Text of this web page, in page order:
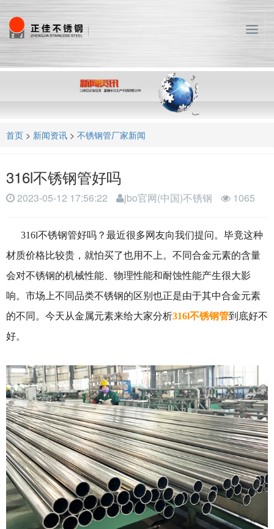
T
o
g
n
t
i
n
首页 > 新闻资讯 > 不锈钢管厂家新闻
316l不锈钢管好吗
2023-05-12 17:56:22 jbo官网(中国)不锈钢 1065
316l不锈钢管好吗？最近很多网友向我们提问。毕竟这种
材质价格比较贵，就怕买了也用不上。不同合金元素的含量
会对不锈钢的机械性能、物理性能和耐蚀性能产生很大影
响。市场上不同品类不锈钢的区别也正是由于其中合金元素
的不同。今天从金属元素来给大家分析316l不锈钢管到底好不
好。